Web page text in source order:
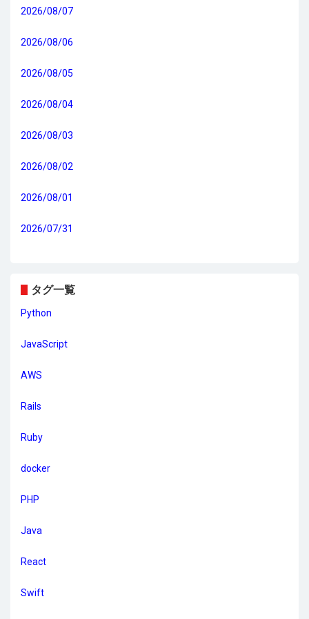
2026/08/07
2026/08/06
2026/08/05
2026/08/04
2026/08/03
2026/08/02
2026/08/01
2026/07/31
タグ一覧
Python
JavaScript
AWS
Rails
Ruby
docker
PHP
Java
React
Swift